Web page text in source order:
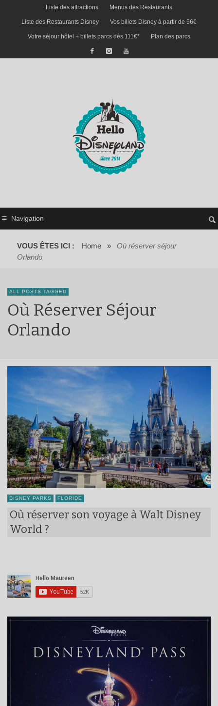
Liste des attractions Menus des Restaurants
Liste des Restaurants Disney Vos billets Disney à partir de 56€
Votre séjour hôtel + billets parcs dès 111€* Plan des parcs
Navigation
VOUS ÊTES ICI : Home »
Où réserver séjour
Orlando
ALL POSTS TAGGED
Où Réserver Séjour
Orlando
DISNEY PARKS FLORIDE
Où réserver son voyage à Walt Disney
World ?